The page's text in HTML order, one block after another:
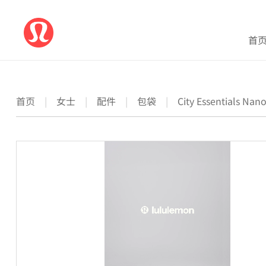
首
首页 | 女士 | 配件 | 包袋 | City Essentials